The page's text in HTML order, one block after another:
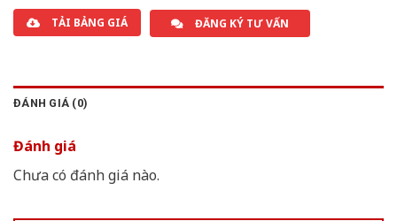
TẢI BẢNG GIÁ ĐĂNG KÝ TƯ VẤN
ĐÁNH GIÁ (0)
Đánh giá
Chưa có đánh giá nào.